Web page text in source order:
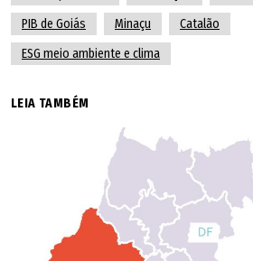
PIB de Goiás
Minaçu
Catalão
ESG meio ambiente e clima
LEIA TAMBÉM